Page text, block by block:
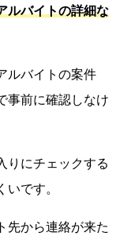
ルバイトの詳細な
ルバイトの案件
事前に確認しなけ
りにチェックする
です。
先から連絡が来た